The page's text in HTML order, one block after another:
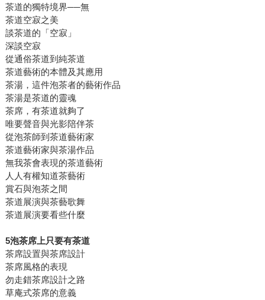
茶道的獨特境界──無
茶道空寂之美
談茶道的「空寂」
深談空寂
從通俗茶道到純茶道
茶道藝術的本體及其應用
茶湯，這件泡茶者的藝術作品
茶湯是茶道的靈魂
茶席，有茶道就夠了
唯要聲音與光影陪伴茶
從泡茶師到茶道藝術家
茶道藝術家與茶湯作品
無我茶會表現的茶道藝術
人人有權知道茶藝術
賞石與泡茶之間
茶道展演與茶藝歌舞
茶道展演要看些什麼
5泡茶席上只要有茶道
茶席設置與茶席設計
茶席風格的表現
勿走錯茶席設計之路
草庵式茶席的意義